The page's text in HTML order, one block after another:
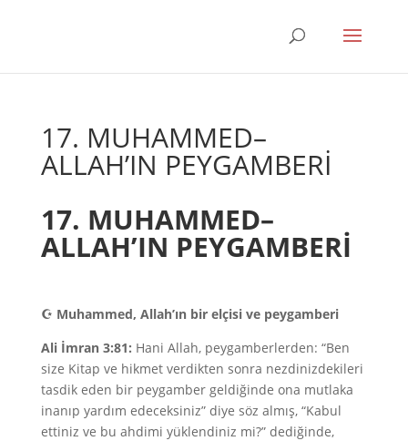
17. MUHAMMED–
ALLAH’IN PEYGAMBERİ
17. MUHAMMED–
ALLAH’IN PEYGAMBERİ
☪ Muhammed, Allah’ın bir elçisi ve peygamberi
Ali İmran 3:81: Hani Allah, peygamberlerden: “Ben
size Kitap ve hikmet verdikten sonra nezdinizdekileri
tasdik eden bir peygamber geldiğinde ona mutlaka
inanıp yardım edeceksiniz” diye söz almış, “Kabul
ettiniz ve bu ahdimi yüklendiniz mi?” dediğinde,